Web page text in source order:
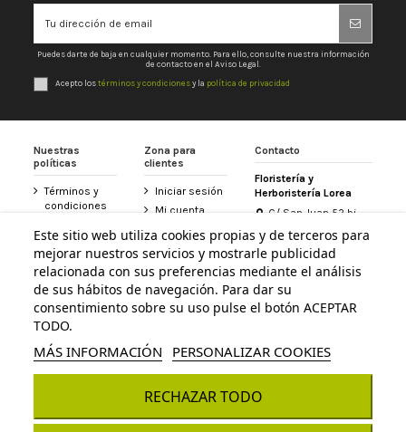
Puedes darte de baja en cualquier momento. Para ello, consulte nuestra información
de contacto en el Aviso Legal.
Acepto lostérminos y condicionesy la política de privacidad
Nuestras
políticas
Términos y
condiciones
privacidad
Aviso legal
Política de
cookies
Accesibilidad
Zona para
clientes
Iniciar sesión
Mi cuenta
Historial de
pedidos
Floristería
Lorea
Contacte con
Contacto
Floristería y
Herboristería Lorea
C/ San Juan 52 bj
31800 Altsasu /
Alsasua (Navarra)
948 467 426
info@floristerialorea.es
Este sitio web utiliza cookies propias y de terceros para
mejorar nuestros servicios y mostrarle publicidad
relacionada con sus preferencias mediante el análisis
de sus hábitos de navegación. Para dar su
consentimiento sobre su uso pulse el botón ACEPTAR
TODO.
MÁS INFORMACIÓN PERSONALIZAR COOKIES
RECHAZAR TODO
© Todos los derechos reservados - Powered bybytefactory